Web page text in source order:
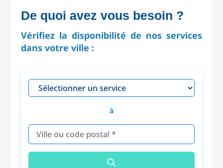
De quoi avez vous besoin ?
Vérifiez la disponibilité de nos services
dans votre ville :
à